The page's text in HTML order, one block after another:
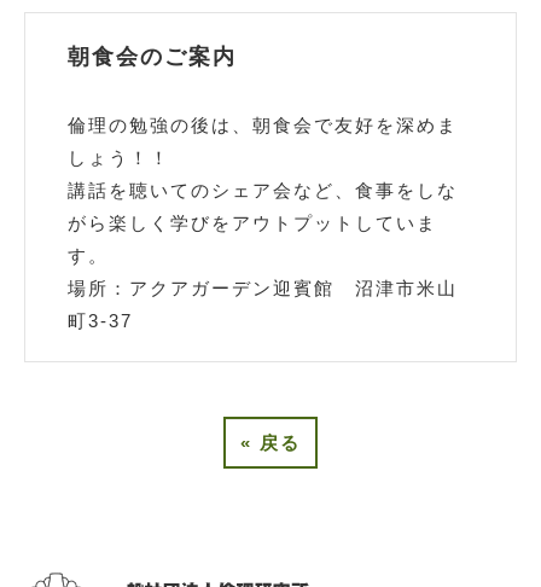
朝食会のご案内
倫理の勉強の後は、朝食会で友好を深めま
しょう！！
講話を聴いてのシェア会など、食事をしな
がら楽しく学びをアウトプットしていま
す。
場所：アクアガーデン迎賓館 沼津市米山
町3-37
« 戻る